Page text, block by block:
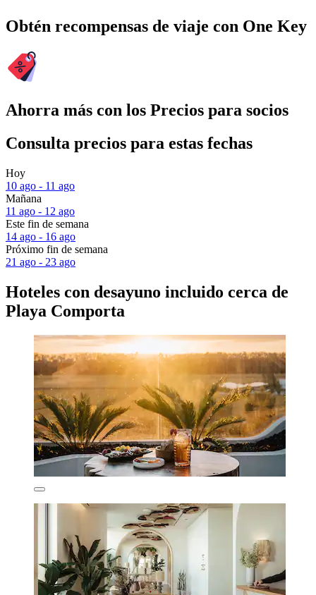
Obtén recompensas de viaje con One Key
Ahorra más con los Precios para socios
Consulta precios para estas fechas
Hoy
10 ago - 11 ago
Mañana
11 ago - 12 ago
Este fin de semana
14 ago - 16 ago
Próximo fin de semana
21 ago - 23 ago
Hoteles con desayuno incluido cerca de
Playa Comporta